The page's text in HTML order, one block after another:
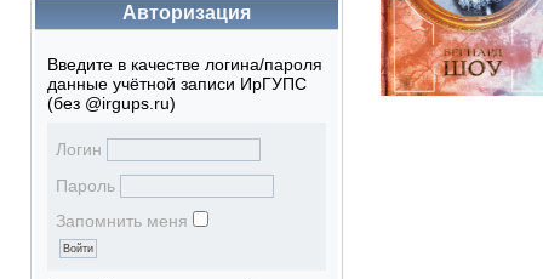
Авторизация
Введите в качестве логина/пароля
данные учётной записи ИрГУПС
(без @irgups.ru)
Логин
Пароль
Запомнить меня